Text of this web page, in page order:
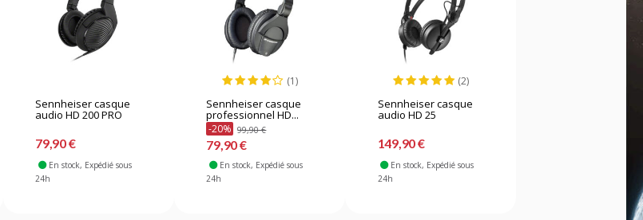
Sennheiser casque
audio HD 200 PRO
79,90 €
En stock, Expédié sous
24h
(1)
Sennheiser casque
professionnel HD...
-20% 99,90 €
79,90 €
En stock, Expédié sous
24h
(2)
Sennheiser casque
audio HD 25
149,90 €
En stock, Expédié sous
24h